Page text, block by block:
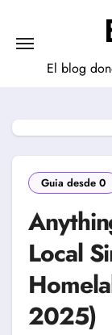
contenido
El blog
Guia desde 0
Local
2025)